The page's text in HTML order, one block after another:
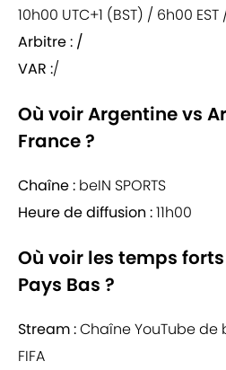
10h00 UTC+1 (BST) / 6h00 EST
Arbitre : /
VAR :/
Où voir Argentine vs
France ?
Chaîne : beIN SPORTS
Heure de diffusion :11h00
Où voir les temps
Pays Bas ?
Stream :Chaîne YouTube de
FIFA